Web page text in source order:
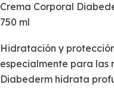
Crema Corporal
750 ml
Hidratación y
especialmente para las
Diabederm hidrata